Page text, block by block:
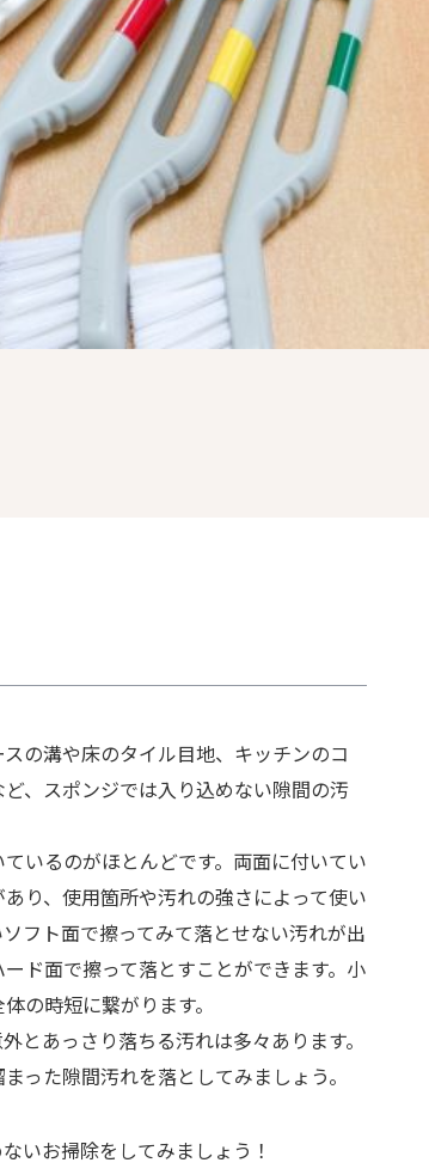
の溝や床のタイル目地、キッチンのコ
、スポンジでは入り込めない隙間の汚
いるのがほとんどです。両面に付いてい
り、使用箇所や汚れの強さによって使い
フト面で擦ってみて落とせない汚れが出
ド面で擦って落とすことができます。小
の時短に繋がります。
とあっさり落ちる汚れは多々あります。
った隙間汚れを落としてみましょう。
いお掃除をしてみましょう！